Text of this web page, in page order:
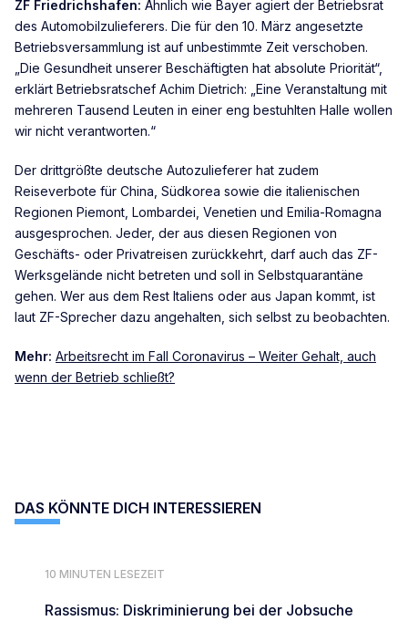
ZF Friedrichshafen: Ähnlich wie Bayer agiert der Betriebsrat
des Automobilzulieferers. Die für den 10. März angesetzte
Betriebsversammlung ist auf unbestimmte Zeit verschoben.
„Die Gesundheit unserer Beschäftigten hat absolute Priorität“,
erklärt Betriebsratschef Achim Dietrich: „Eine Veranstaltung mit
mehreren Tausend Leuten in einer eng bestuhlten Halle wollen
wir nicht verantworten.“
Der drittgrößte deutsche Autozulieferer hat zudem
Reiseverbote für China, Südkorea sowie die italienischen
Regionen Piemont, Lombardei, Venetien und Emilia-Romagna
ausgesprochen. Jeder, der aus diesen Regionen von
Geschäfts- oder Privatreisen zurückkehrt, darf auch das ZF-
Werksgelände nicht betreten und soll in Selbstquarantäne
gehen. Wer aus dem Rest Italiens oder aus Japan kommt, ist
laut ZF-Sprecher dazu angehalten, sich selbst zu beobachten.
Mehr: Arbeitsrecht im Fall Coronavirus – Weiter Gehalt, auch
wenn der Betrieb schließt?
DAS KÖNNTE DICH INTERESSIEREN
10 MINUTEN LESEZEIT
Rassismus: Diskriminierung bei der Jobsuche